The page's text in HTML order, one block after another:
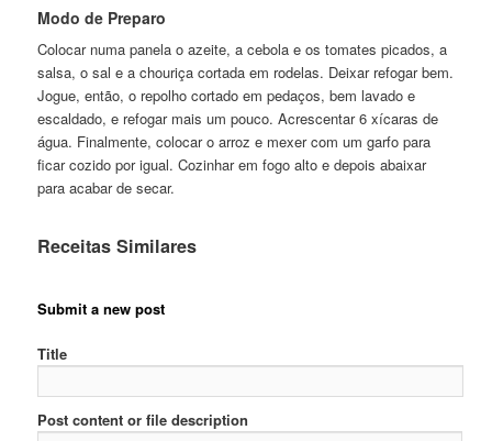
Modo de Preparo
Colocar numa panela o azeite, a cebola e os tomates picados, a
salsa, o sal e a chouriça cortada em rodelas. Deixar refogar bem.
Jogue, então, o repolho cortado em pedaços, bem lavado e
escaldado, e refogar mais um pouco. Acrescentar 6 xícaras de
água. Finalmente, colocar o arroz e mexer com um garfo para
ficar cozido por igual. Cozinhar em fogo alto e depois abaixar
para acabar de secar.
Receitas Similares
Submit a new post
Title
Post content or file description